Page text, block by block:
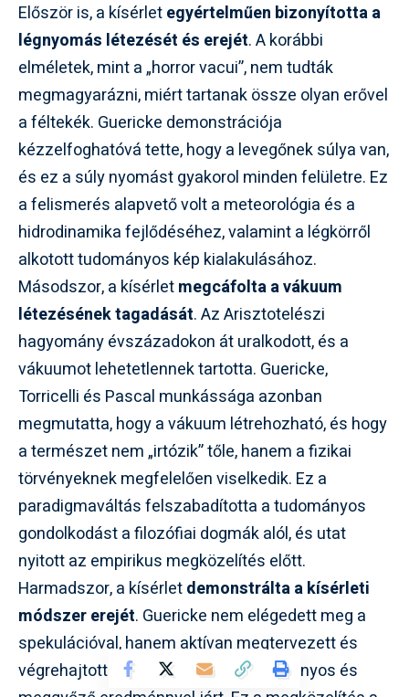
Először is, a kísérletegyértelműen bizonyította a
légnyomás létezését és erejét. A korábbi
elméletek, mint a „horror vacui”, nem tudták
megmagyarázni, miért tartanak össze olyan erővel
a féltekék. Guericke demonstrációja
kézzelfoghatóvá tette, hogy a levegőnek súlya van,
és ez a súly nyomást gyakorol minden felületre. Ez
a felismerés alapvető volt a meteorológia és a
hidrodinamika fejlődéséhez, valamint a légkörről
alkotott tudományos kép kialakulásához.
Másodszor, a kísérletmegcáfolta a vákuum
létezésének tagadását. Az Arisztotelészi
hagyomány évszázadokon át uralkodott, és a
vákuumot lehetetlennek tartotta. Guericke,
Torricelli és Pascal munkássága azonban
megmutatta, hogy a vákuum létrehozható, és hogy
a természet nem „irtózik” tőle, hanem a fizikai
törvényeknek megfelelően viselkedik. Ez a
paradigmaváltás felszabadította a tudományos
gondolkodást a filozófiai dogmák alól, és utat
nyitott az empirikus megközelítés előtt.
Harmadszor, a kísérletdemonstrálta a kísérleti
módszer erejét. Guericke nem elégedett meg a
spekulációval, hanem aktívan megtervezett és
végrehajtott egy kísérletet, amely látványos és